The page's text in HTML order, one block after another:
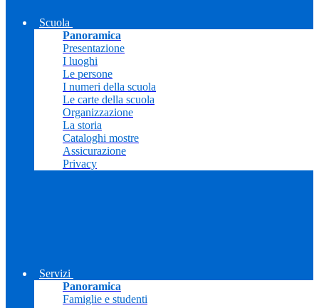
Scuola
Panoramica
Presentazione
I luoghi
Le persone
I numeri della scuola
Le carte della scuola
Organizzazione
La storia
Cataloghi mostre
Assicurazione
Privacy
Servizi
Panoramica
Famiglie e studenti